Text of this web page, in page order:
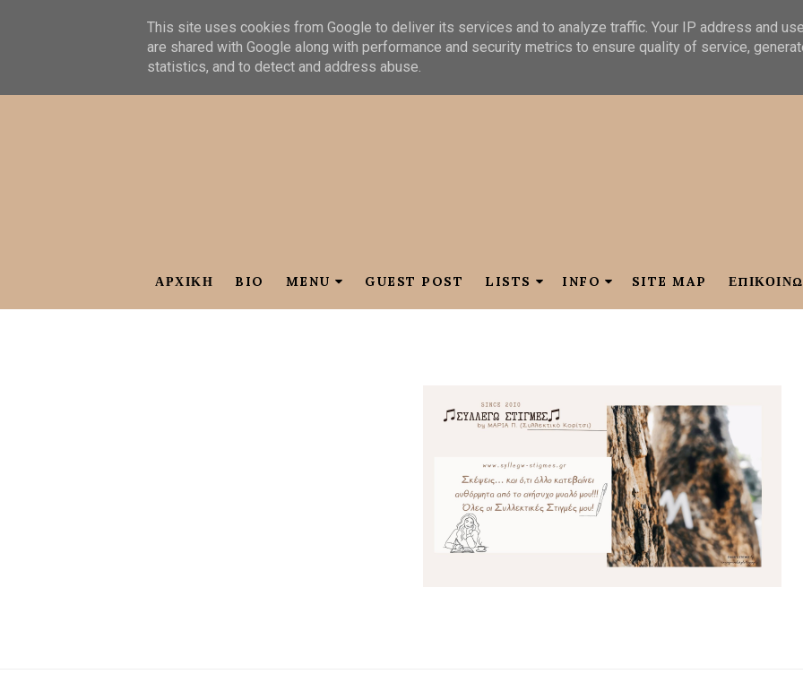
ΑΡΧΙΚΗ BIO MENU GUEST POST LISTS INFO SITE MAP
This site uses cookies from Google to deliver its services and to analyze traffic. Your IP address and
are shared with Google along with performance and security metrics to ensure quality of service,
statistics, and to detect and address abuse.